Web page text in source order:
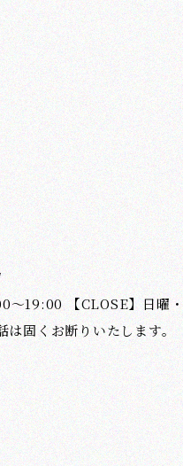
～19:00 【CLOSE】日曜
は固くお断りいたします。